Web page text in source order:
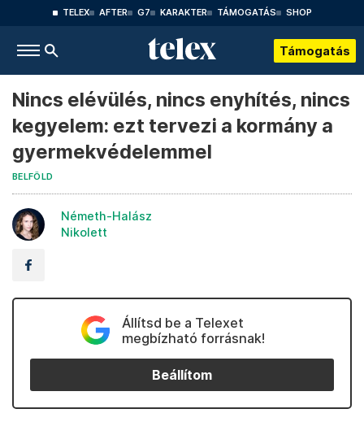
TELEX AFTER G7 KARAKTER TÁMOGATÁS SHOP
Támogatás
Nincs elévülés, nincs enyhítés, nincs
kegyelem: ezt tervezi a kormány a
gyermekvédelemmel
BELFÖLD
Németh-Halász
Nikolett
Állítsd be a Telexet
megbízható forrásnak!
Beállítom